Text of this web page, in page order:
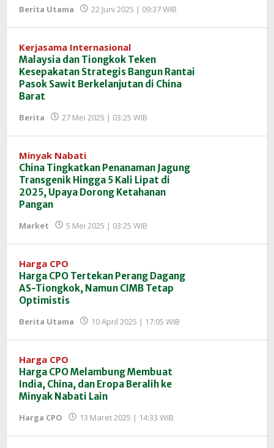
Berita Utama 22 Juni 2025 | 09:37 WIB
InfoSAWIT
Kerjasama Internasional
Malaysia dan Tiongkok Teken
Kesepakatan Strategis Bangun Rantai
Pasok Sawit Berkelanjutan di China
Barat
Berita 27 Mei 2025 | 03:25 WIB
InfoSAWIT
Minyak Nabati
China Tingkatkan Penanaman Jagung
Transgenik Hingga 5 Kali Lipat di
2025, Upaya Dorong Ketahanan
Pangan
Market 5 Mei 2025 | 03:25 WIB
InfoSAWIT
Harga CPO
Harga CPO Tertekan Perang Dagang
AS-Tiongkok, Namun CIMB Tetap
Optimistis
Berita Utama 10 April 2025 | 17:05 WIB
InfoSAWIT
Harga CPO
Harga CPO Melambung Membuat
India, China, dan Eropa Beralih ke
Minyak Nabati Lain
Harga CPO 13 Maret 2025 | 14:33 WIB
InfoSAWIT